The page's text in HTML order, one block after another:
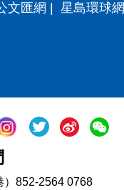
文匯網 星島環球網
）852-2564 0768